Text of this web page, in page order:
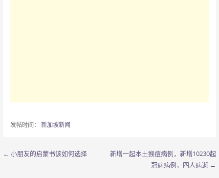
发帖时间： 新加坡新闻
文
← 小朋友的启蒙书该如何选择
新增一起本土猴痘病例，新增10230起
冠病病例，四人病逝 →